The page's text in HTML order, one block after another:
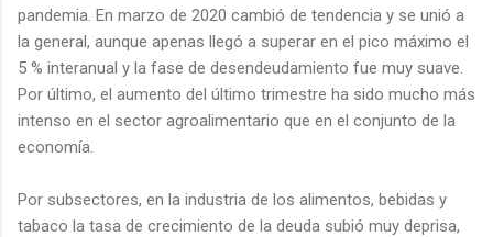
pandemia. En marzo de 2020 cambió de tendencia y se unió a
la general, aunque apenas llegó a superar en el pico máximo el
5 % interanual y la fase de desendeudamiento fue muy suave.
Por último, el aumento del último trimestre ha sido mucho más
intenso en el sector agroalimentario que en el conjunto de la
economía.
Por subsectores, en la industria de los alimentos, bebidas y
tabaco la tasa de crecimiento de la deuda subió muy deprisa,